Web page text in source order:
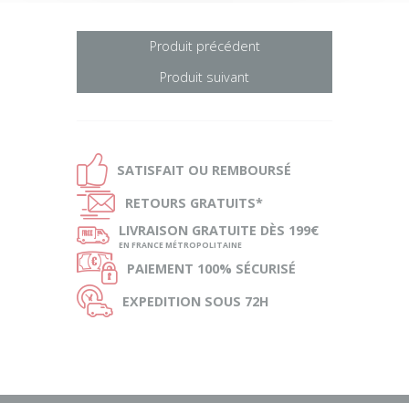
Produit précédent
Produit suivant
Ð SATISFAIT OU REMBOURSÉ
Ñ RETOURS GRATUITS*
ø LIVRAISON GRATUITE DÈS 199€
EN FRANCE MÉTROPOLITAINE
Ø PAIEMENT 100% SÉCURISÉ
Ù EXPEDITION SOUS 72H